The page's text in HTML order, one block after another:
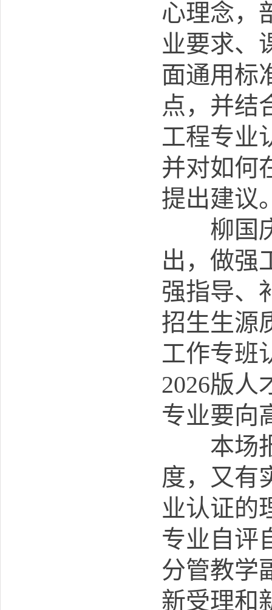
心理念，
业要求、
面通用标
点，并结
工程专业
并对如何
提出建议
柳国庆
出，做强
强指导、
招生生源
工作专班
2026版人
专业要向
本场报
度，又有
业认证的
专业自评
分管教学
新受理和